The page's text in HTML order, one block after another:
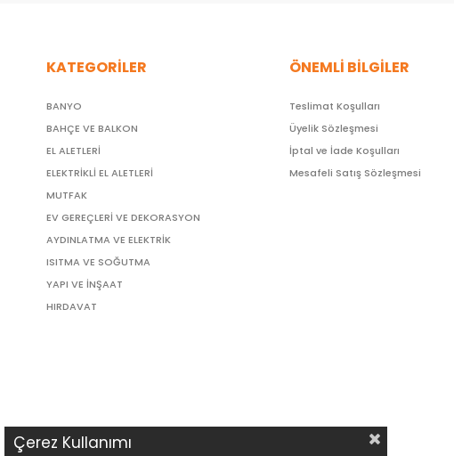
KATEGORİLER
BANYO
BAHÇE VE BALKON
EL ALETLERİ
ELEKTRİKLİ EL ALETLERİ
MUTFAK
EV GEREÇLERİ VE DEKORASYON
AYDINLATMA VE ELEKTRİK
ISITMA VE SOĞUTMA
YAPI VE İNŞAAT
HIRDAVAT
ÖNEMLİ BİLGİLER
Teslimat Koşulları
Üyelik Sözleşmesi
İptal ve İade Koşulları
Mesafeli Satış Sözleşmesi
Çerez Kullanımı